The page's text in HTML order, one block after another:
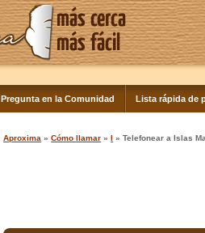
Pregunta en la Comunidad Lista rápida de
Aproxima »Cómo llamar »I » Telefonear a Islas